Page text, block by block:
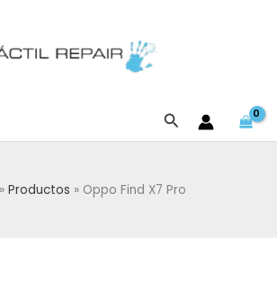
Buscar
Productos Oppo Find X7 Pro